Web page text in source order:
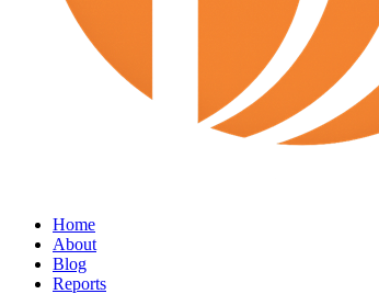
Home
About
Blog
Reports